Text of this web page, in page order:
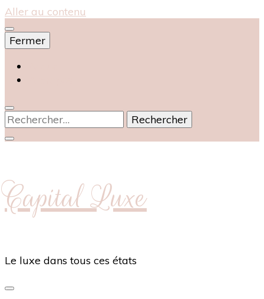
Aller au contenu
Fermer
Rechercher :
Capital Luxe
Le luxe dans tous ces états